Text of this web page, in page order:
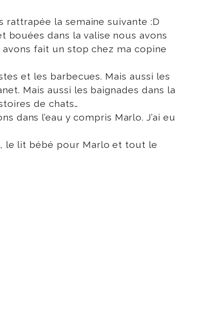
rattrapée la semaine suivante :D
dans la valise nous avons
fait un stop chez ma copine
et les barbecues. Mais aussi les
Mais aussi les baignades dans la
de chats…
l’eau y compris Marlo. J’ai eu
le lit bébé pour Marlo et tout le